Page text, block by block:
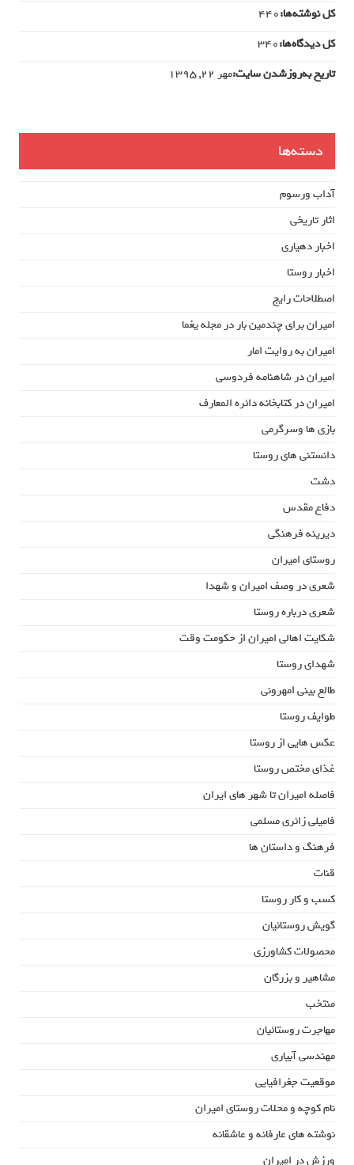
کل نوشته‌ها:440
کل دیدگاه‌ها:340
تاریخ به‌روزشدن سایت:مهر ۲۲, ۱۳۹۵
دسته‌ها
آداب ورسوم
اثار تاریخی
اخبار دهیاری
اخبار روستا
اصطلاحات رایج
امیران برای چندمین بار در مجله یغما
امیران به روایت امار
امیران در شاهنامه فردوسی
امیران در کتابخانه دائره المعارف
بازی ها وسرگرمی
دانستنی های روستا
دشت
دفاع مقدس
دیرینه فرهنگی
روستای امیران
شعری در وصف امیران و شهدا
شعری درباره روستا
شکایت اهالی امیران از حکومت وقت
شهدای روستا
طالع بینی امهرونی
طوایف روستا
عکس هایی از روستا
غذای مختص روستا
فاصله امیران تا شهر های ایران
فامیلی زائری مسلمی
فرهنگ و داستان ها
قنات
کسب و کار روستا
گویش روستائیان
محصولات کشاورزی
مشاهیر و بزرگان
منتخب
مهاجرت روستائیان
مهندسی آبیاری
موقعیت جغرافیایی
نام کوچه و محلات روستای امیران
نوشته های عارفانه و عاشقانه
ورزش در امیران